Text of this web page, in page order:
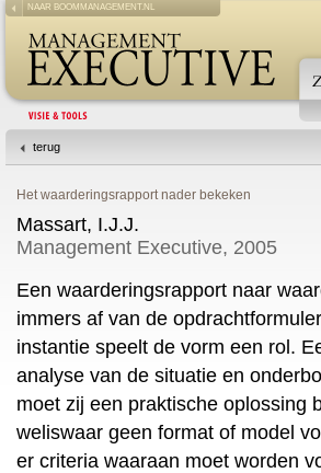
NAAR BOOMMANAGEMENT.NL
terug
Het waarderingsrapport nader bekeken
Massart, I.J.J.
Management Executive, 2005
Een waarderingsrapport naar
immers af van de
instantie speelt de vorm een rol.
analyse van de situatie en
moet zij een praktische oplossing
weliswaar geen format of model
er criteria waaraan moet worden